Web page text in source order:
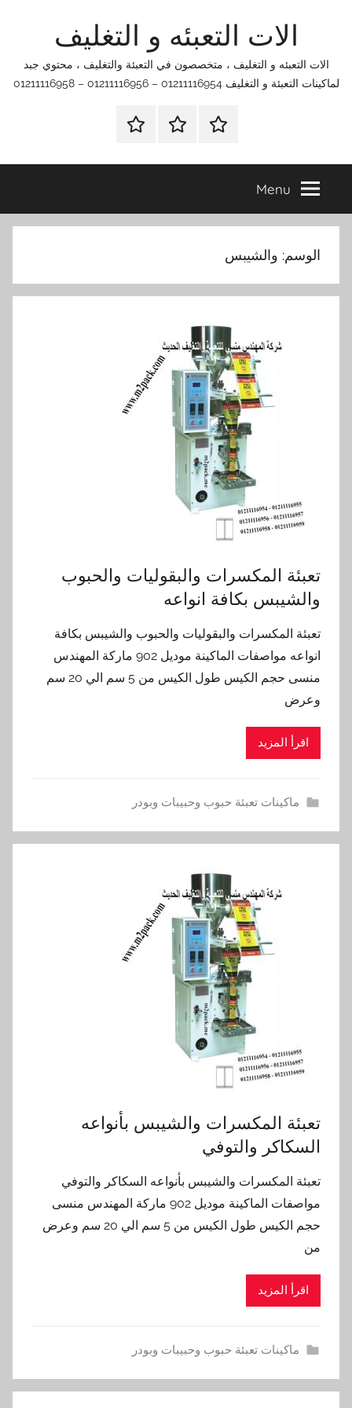
الات التعبئه و التغليف
الات التعبئه و التغليف ، متخصصون في التعبئة والتغليف ، محتوي جبد
لماكينات التعبئة و التغليف 01211116954 – 01211116956 – 01211116958
الرئيسيةاتصل
اتـصـل
في
التي
Menu
الوسم: والشيبس
تعبئة المكسرات والبقوليات والحبوب
والشيبس بكافة انواعه
تعبئة المكسرات والبقوليات والحبوب والشيبس بكافة
انواعه مواصفات الماكينة موديل 902 ماركة المهندس
منسى حجم الكيس طول الكيس من 5 سم الي 20 سم
وعرض
اقرأ المزيد
ماكينات تعبئة حبوب وحبيبات وبودر
تعبئة المكسرات والشيبس بأنواعه
السكاكر والتوفي
تعبئة المكسرات والشيبس بأنواعه السكاكر والتوفي
مواصفات الماكينة موديل 902 ماركة المهندس منسى
حجم الكيس طول الكيس من 5 سم الي 20 سم وعرض
من
اقرأ المزيد
ماكينات تعبئة حبوب وحبيبات وبودر